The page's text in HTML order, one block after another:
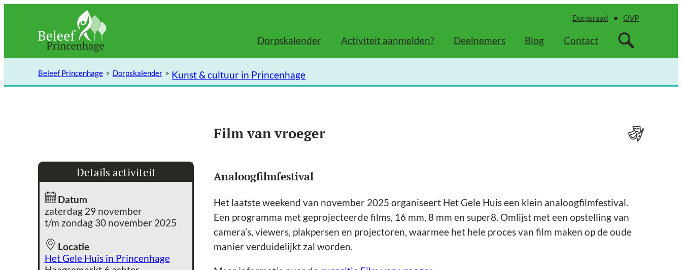
inhoud
Dorpsraad OVP
Dorpskalender Activiteit aanmelden? Deelnemers Blog Contact
Beleef Princenhage Dorpskalender Kunst & cultuur in Princenhage
Film van vroeger
Details activiteit
Datum
zaterdag 29 november
t/m zondag 30 november 2025
Locatie
Het Gele Huis in Princenhage
Analoogfilmfestival
Het laatste weekend van november 2025 organiseert Het Gele Huis een klein analoogfilmfestival.
Een programma met geprojecteerde films, 16 mm, 8 mm en super8. Omlijst met een opstelling van
camera’s, viewers, plakpersen en projectoren, waarmee het hele proces van film maken op de oude
manier verduidelijkt zal worden.